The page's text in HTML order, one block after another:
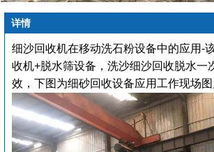
详情
细沙回收机在移动洗石粉设备中的应用-
收机+脱水筛设备，洗沙细沙回收脱水一
效，下图为细砂回收设备应用工作现场